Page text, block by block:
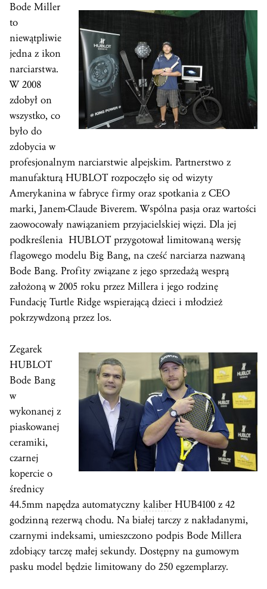
Bode Miller
to
niewątpliwie
jedna z ikon
narciarstwa.
W 2008
zdobył on
wszystko, co
było do
zdobycia w
profesjonalnym narciarstwie alpejskim. Partnerstwo z
manufakturą HUBLOT rozpoczęło się od wizyty
Amerykanina w fabryce firmy oraz spotkania z CEO
marki, Janem-Claude Biverem. Wspólna pasja oraz wartości
zaowocowały nawiązaniem przyjacielskiej więzi. Dla jej
podkreślenia HUBLOT przygotował limitowaną wersję
flagowego modelu Big Bang, na cześć narciarza nazwaną
Bode Bang. Profity związane z jego sprzedażą wesprą
założoną w 2005 roku przez Millera i jego rodzinę
Fundację Turtle Ridge wspierającą dzieci i młodzież
pokrzywdzoną przez los.
Zegarek
HUBLOT
Bode Bang
w
wykonanej z
piaskowanej
ceramiki,
czarnej
kopercie o
średnicy
44.5mm napędza automatyczny kaliber HUB4100 z 42
godzinną rezerwą chodu. Na białej tarczy z nakładanymi,
czarnymi indeksami, umieszczono podpis Bode Millera
zdobiący tarczę małej sekundy. Dostępny na gumowym
pasku model będzie limitowany do 250 egzemplarzy.